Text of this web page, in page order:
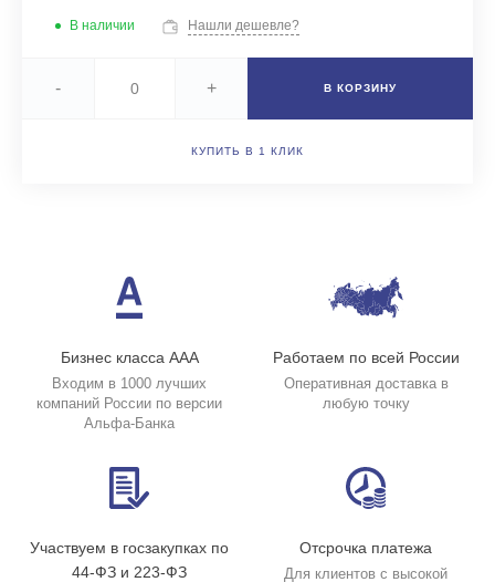
В наличии Нашли дешевле?
- + В КОРЗИНУ
КУПИТЬ В 1 КЛИК
Бизнес класса ААА
Входим в 1000 лучших
компаний России по версии
Альфа-Банка
Работаем по всей России
Оперативная доставка в
любую точку
Участвуем в госзакупках по
44-ФЗ и 223-ФЗ
Отсрочка платежа
Для клиентов с высокой